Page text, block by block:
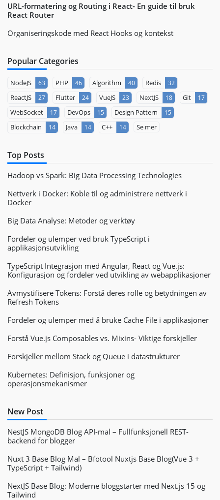
URL-formatering og Routing i React- En guide til bruk
React Router
Organiseringskode med React Hooks og kontekst
Popular Categories
NodeJS 63 PHP 46 Algorithm 40 Redis 32
ReactJS 27 Flutter 24 VueJS 23 NextJS 18 Git 17
WebSocket 17 DevOps 15 Design Pattern 15
Blockchain 14 Java 14 C++ 14 Se mer
Top Posts
Hadoop vs Spark: Big Data Processing Technologies
Nettverk i Docker: Koble til og administrere nettverk i
Docker
Big Data Analyse: Metoder og verktøy
Fordeler og ulemper ved bruk TypeScript i
applikasjonsutvikling
TypeScript Integrasjon med Angular, React og Vue.js:
Konfigurasjon og fordeler ved utvikling av webapplikasjoner
Avmystifisere Tokens: Forstå deres rolle og betydningen av
Refresh Tokens
Fordeler og ulemper med å bruke Cache File i applikasjoner
Forstå Vue.js Composables vs. Mixins- Viktige forskjeller
Forskjeller mellom Stack og Queue i datastrukturer
Kubernetes: Definisjon, funksjoner og
operasjonsmekanismer
New Post
NestJS MongoDB Blog API-mal – Fullfunksjonell REST-
backend for blogger
Nuxt 3 Base Blog Mal – Bfotool Nuxtjs Base Blog(Vue 3 +
TypeScript + Tailwind)
NextJS Base Blog: Moderne bloggstarter med Next.js 15 og
Tailwind